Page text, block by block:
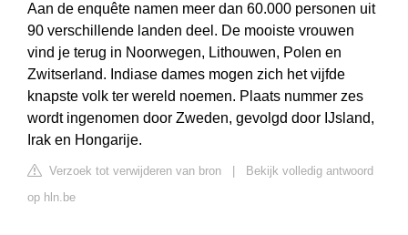
Aan de enquête namen meer dan 60.000 personen uit
90 verschillende landen deel. De mooiste vrouwen
vind je terug in Noorwegen, Lithouwen, Polen en
Zwitserland. Indiase dames mogen zich het vijfde
knapste volk ter wereld noemen. Plaats nummer zes
wordt ingenomen door Zweden, gevolgd door IJsland,
Irak en Hongarije.
Verzoek tot verwijderen van bron
Bekijk volledig antwoord
op hln.be